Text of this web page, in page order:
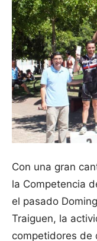
Con una gran
la Competencia
el pasado
Traiguen, la
competidores de